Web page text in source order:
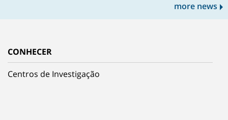
more news
CONHECER
Centros de Investigação